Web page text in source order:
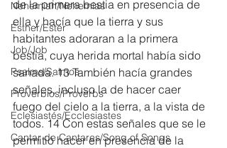
Nehemiah/Nehemías
Esther/Ester
Job/Job
Psalms/Salmos
Proverbios/Proverbs
Eclesiastés/Ecclesiastes
Cantar de Cantares/Song of Songs
de la primera bestia en presencia de
ella y hacía que la tierra y sus
habitantes adoraran a la primera
bestia, cuya herida mortal había sido
sanada. 13 También hacía grandes
señales, incluso la de hacer caer
fuego del cielo a la tierra, a la vista de
todos. 14 Con estas señales que se le
permitió hacer en presencia de la